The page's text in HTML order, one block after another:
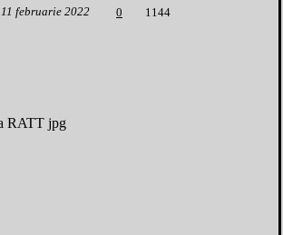
11 februarie 2022 0 1 144